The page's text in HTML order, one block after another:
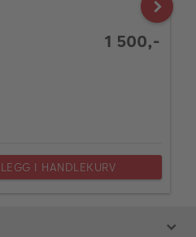
1 500,-
LEGG I HANDLEKURV